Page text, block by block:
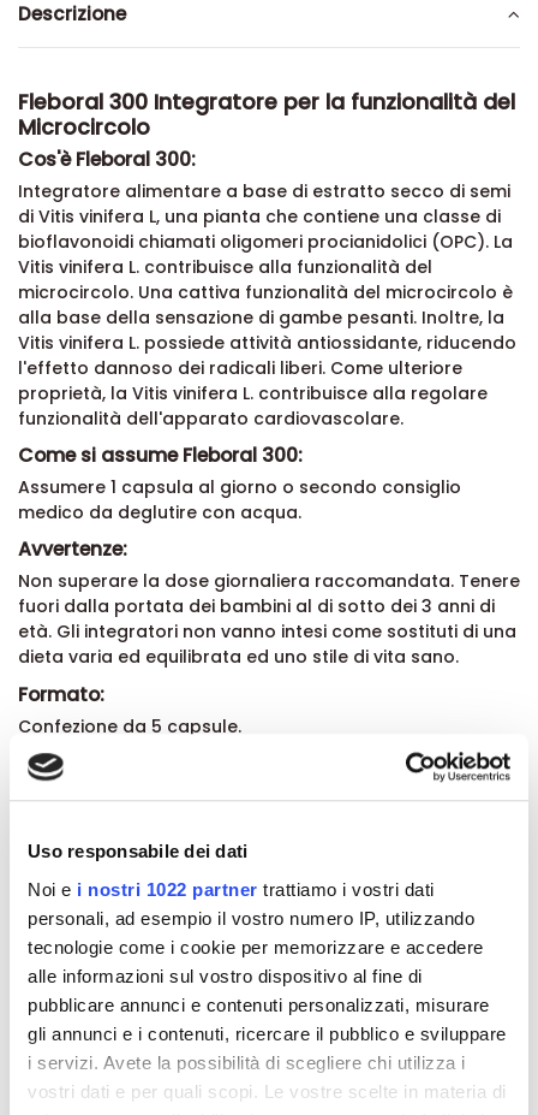
Uso responsabile dei dati
Noi e i nostri 1022 partner trattiamo i vostri dati
personali, ad esempio il vostro numero IP, utilizzando
tecnologie come i cookie per memorizzare e accedere
alle informazioni sul vostro dispositivo al fine di
pubblicare annunci e contenuti personalizzati, misurare
gli annunci e i contenuti, ricercare il pubblico e sviluppare
i servizi. Avete la possibilità di scegliere chi utilizza i
vostri dati e per quali scopi. Le vostre scelte in materia di
Descrizione
Fleboral 300 Integratore per la funzionalità del
Microcircolo
Cos'è Fleboral 300:
Integratore alimentare a base di estratto secco di semi
di Vitis vinifera L, una pianta che contiene una classe di
bioflavonoidi chiamati oligomeri procianidolici (OPC). La
Vitis vinifera L. contribuisce alla funzionalità del
microcircolo. Una cattiva funzionalità del microcircolo è
alla base della sensazione di gambe pesanti. Inoltre, la
Vitis vinifera L. possiede attività antiossidante, riducendo
l'effetto dannoso dei radicali liberi. Come ulteriore
proprietà, la Vitis vinifera L. contribuisce alla regolare
funzionalità dell'apparato cardiovascolare.
Come si assume Fleboral 300:
Assumere 1 capsula al giorno o secondo consiglio
medico da deglutire con acqua.
Avvertenze:
Non superare la dose giornaliera raccomandata. Tenere
fuori dalla portata dei bambini al di sotto dei 3 anni di
età. Gli integratori non vanno intesi come sostituti di una
dieta varia ed equilibrata ed uno stile di vita sano.
Formato:
Confezione da 5 capsule.
Recensioni
Altri prodotti che potrebbero
interessarti